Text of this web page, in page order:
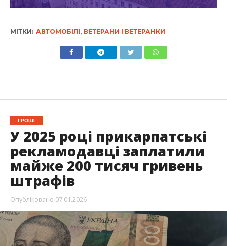
МІТКИ: АВТОМОБІЛІ ВЕТЕРАНИ І ВЕТЕРАНКИ
ГРОШІ
У 2025 році прикарпатські
рекламодавці заплатили
майже 200 тисяч гривень
штрафів
Опубліковано 07.01.2026